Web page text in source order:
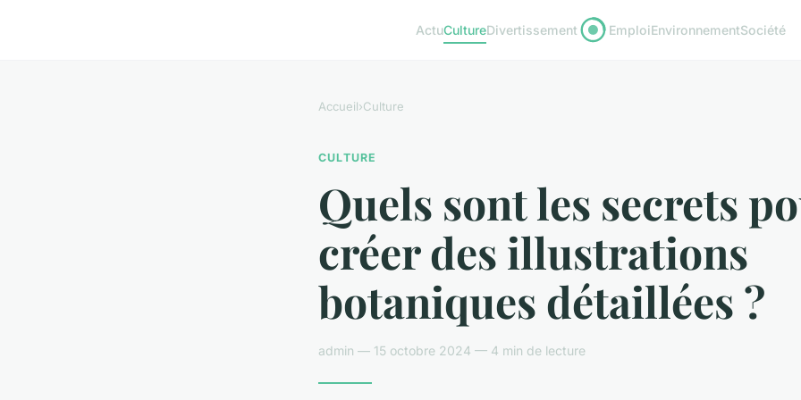
ActuCultureDivertissement EmploiEnvironnementSociété
Accueil›Culture
CULTURE
Quels sont les secrets
créer des illustrations
botaniques détaillées ?
admin — 15 octobre 2024 — 4 min de lecture